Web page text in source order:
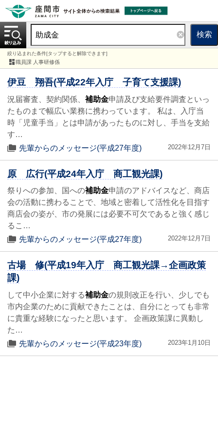
検索
絞り込まれた条件[タップすると解除できます]
職員課 人事研修係
伊豆 翔吾(平成22年入庁 子育て支援課)
況届審査、契約関係、 補助金申請及び支給要件調査といっ
たものまで幅広い業務に携わっています。 私は、入庁当
時「児童手当」とは申請があったものに対し、手当を支給
す…
先輩からのメッセージ(平成27年度)
2022年12月7日
原 広行(平成24年入庁 商工観光課)
祭りへの参加、国への補助金申請のアドバイスなど、商店
会の活動に携わることで、地域と密着して活性化を目指す
商店会の姿が、市の発展には必要不可欠であると強く感じ
るこ…
先輩からのメッセージ(平成27年度)
2022年12月7日
古場 修(平成19年入庁 商工観光課→企画政策
課)
して中小企業に対する補助金の規則改正を行い、少しでも
市内企業のために貢献できたことは、自分にとっても非常
に貴重な経験になったと思います。 企画政策課に異動し
た…
先輩からのメッセージ(平成23年度)
2023年1月10日